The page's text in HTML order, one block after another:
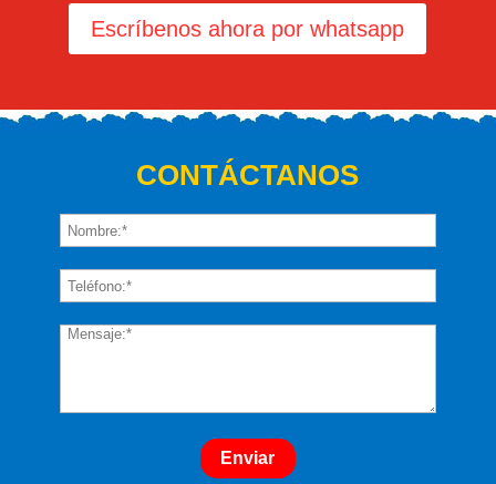
Escríbenos ahora por whatsapp
CONTÁCTANOS